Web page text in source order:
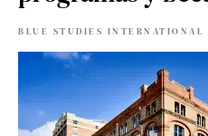
BLUE STUDIES INTERNATIONAL